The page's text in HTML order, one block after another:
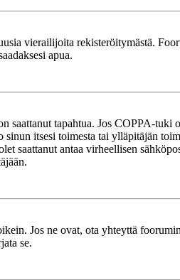
vierailijoita rekisteröitymästä.
apua.
saattanut tapahtua. Jos COPPA-
itsesi toimesta tai ylläpitäjän
saattanut antaa virheellisen
Jos ne ovat, ota yhteyttä
se.